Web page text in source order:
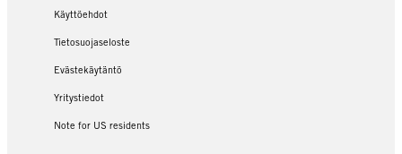
Käyttöehdot
Tietosuojaseloste
Evästekäytäntö
Yritystiedot
Note for US residents